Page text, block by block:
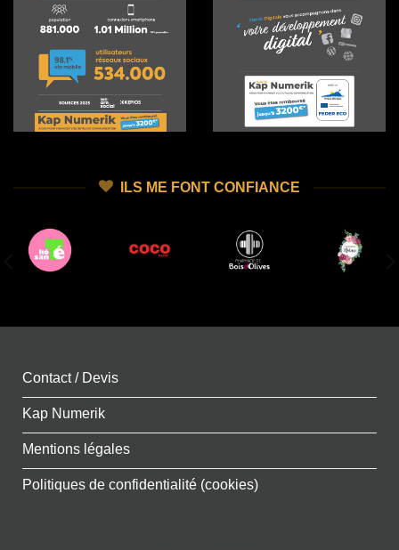
ILS ME FONT CONFIANCE
Contact / Devis
Kap Numerik
Mentions légales
Politiques de confidentialité (cookies)